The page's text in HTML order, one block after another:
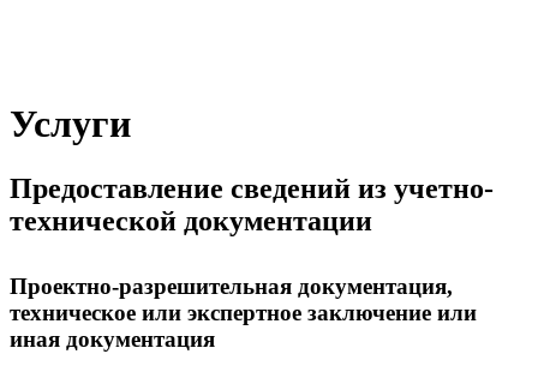
Услуги
Предоставление сведений из учетно-
технической документации
Проектно-разрешительная документация,
техническое или экспертное заключение или
иная документация